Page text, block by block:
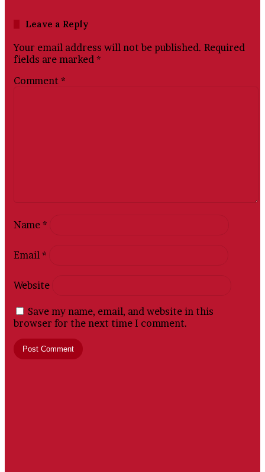
Leave a Reply
Your email address will not be published. Required
fields are marked *
Comment *
Name *
Email *
Website
Save my name, email, and website in this
browser for the next time I comment.